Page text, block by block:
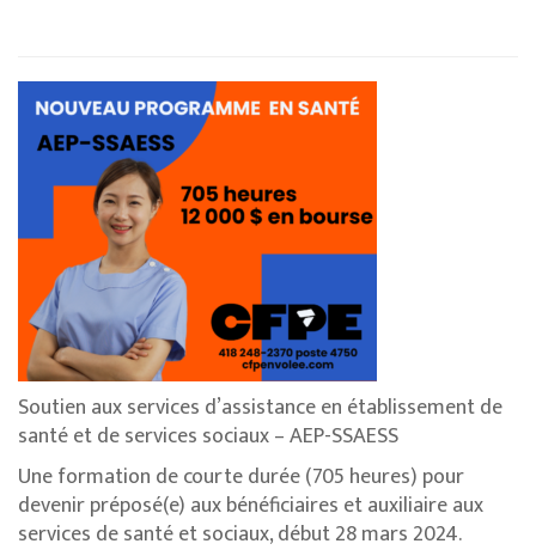
Soutien aux services d’assistance en établissement de
santé et de services sociaux – AEP-SSAESS
Une formation de courte durée (705 heures) pour
devenir préposé(e) aux bénéficiaires et auxiliaire aux
services de santé et sociaux, début 28 mars 2024.